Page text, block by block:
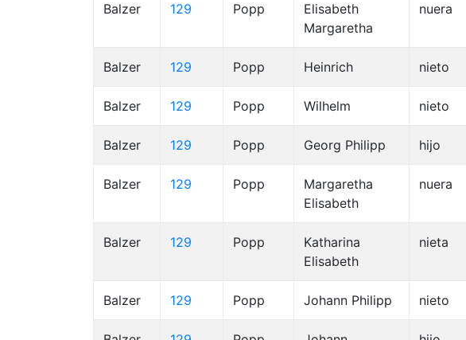
Balzer 129 Popp
Elisabeth
Margaretha
nuera
Balzer 129 Popp Heinrich nieto
Balzer 129 Popp Wilhelm nieto
Balzer 129 Popp Georg Philipp hijo
Balzer 129 Popp
Margaretha
Elisabeth
nuera
Balzer 129 Popp
Katharina
Elisabeth
nieta
Balzer 129 Popp Johann Philipp nieto